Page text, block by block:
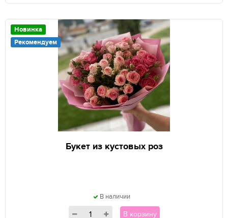
Новинка
Рекомендуем
Букет из кустовых роз
В наличии
В корзину